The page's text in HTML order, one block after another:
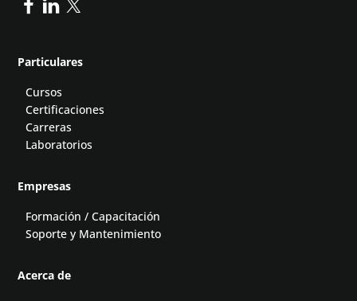
Particulares
Cursos
Certificaciones
Carreras
Laboratorios
Empresas
Formación / Capacitación
Soporte y Mantenimiento
Acerca de